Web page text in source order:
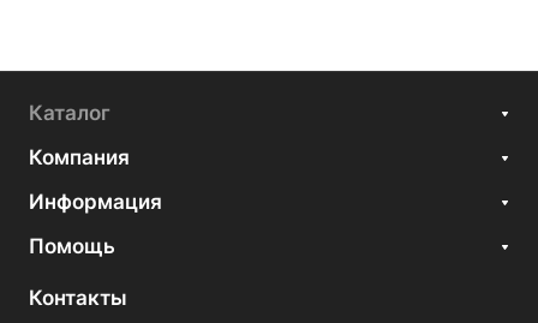
Каталог
Компания
Информация
Помощь
Контакты